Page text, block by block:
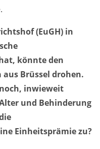
(EuGH) in
könnte den
aus Brüssel drohen.
inwieweit
und Behinderung
Einheitsprämie zu?